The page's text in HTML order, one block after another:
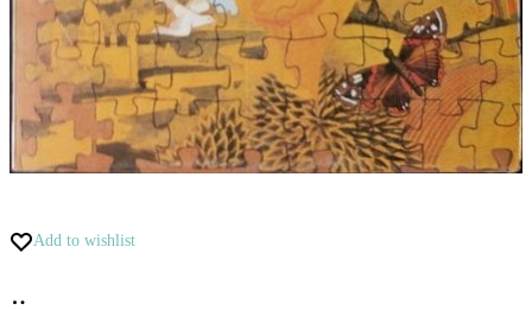
Add to wishlist